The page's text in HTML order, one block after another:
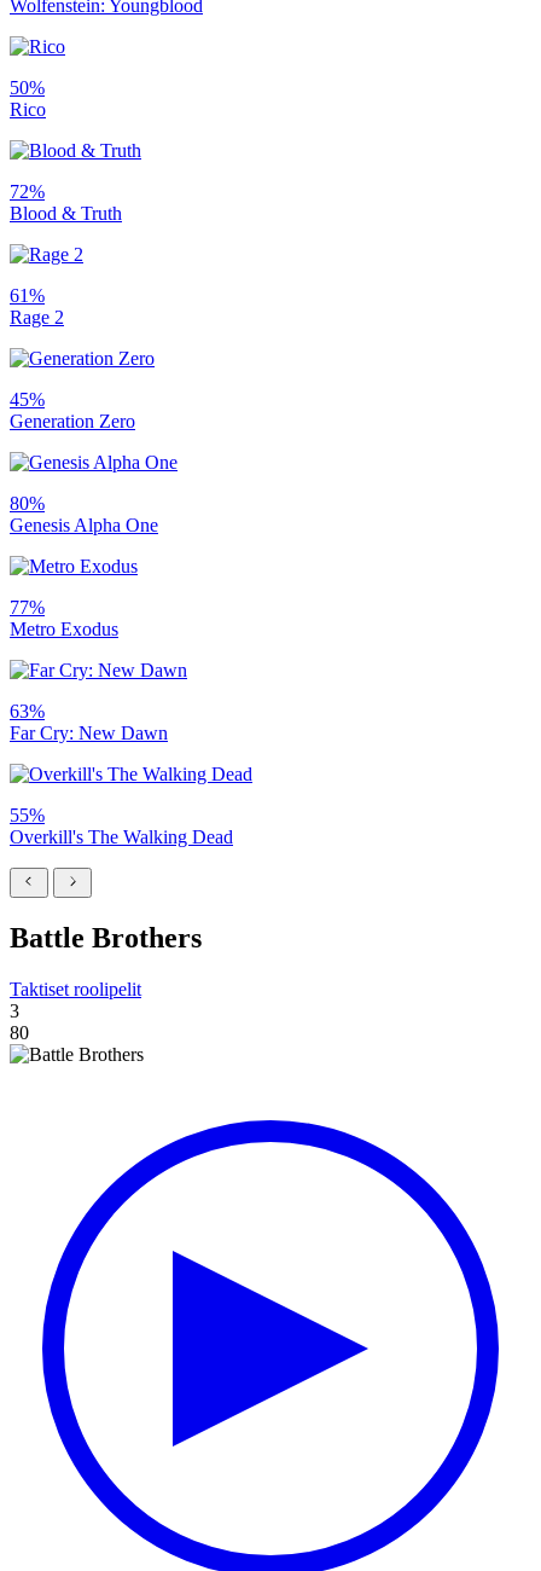
Wolfenstein: Youngblood
50%
Rico
72%
Blood & Truth
61%
Rage 2
45%
Generation Zero
80%
Genesis Alpha One
77%
Metro Exodus
63%
Far Cry: New Dawn
55%
Overkill's The Walking Dead
Battle Brothers
Taktiset roolipelit
3
80